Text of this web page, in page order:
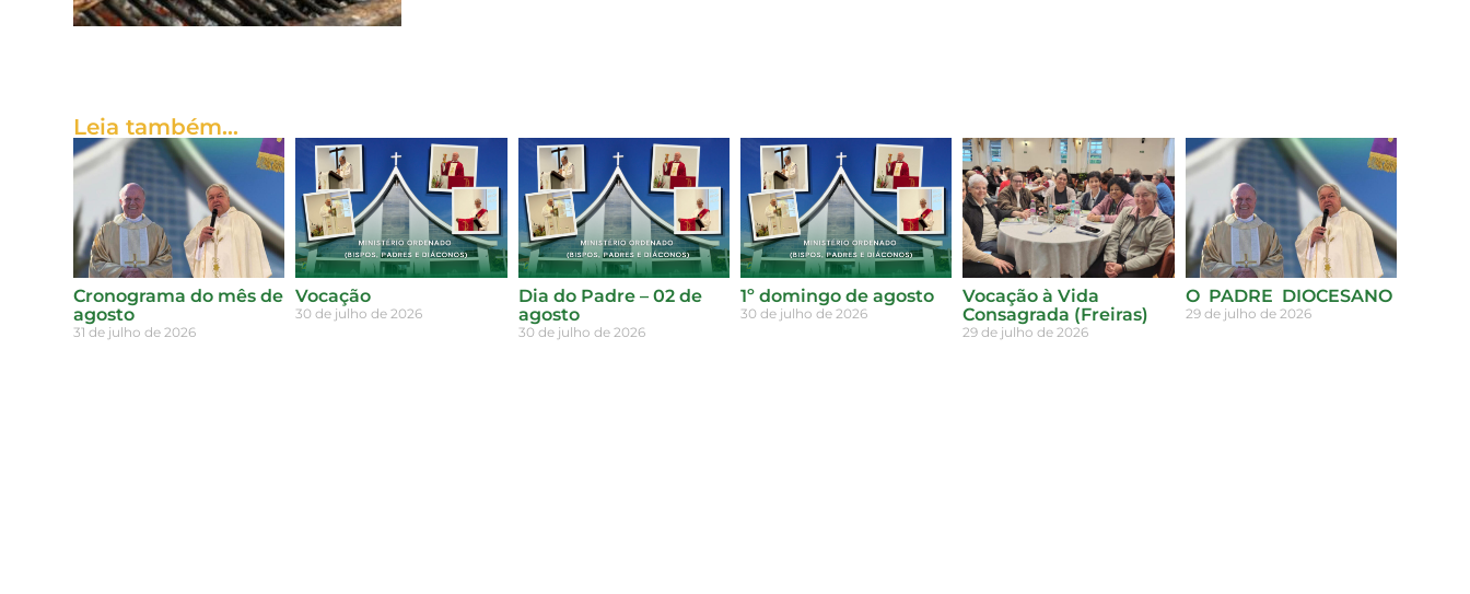
Leia também...
Cronograma do mês de
agosto
31 de julho de 2026
Vocação
30 de julho de 2026
Dia do Padre – 02 de
agosto
30 de julho de 2026
1º domingo de agosto
30 de julho de 2026
Vocação à Vida
Consagrada (Freiras)
29 de julho de 2026
O PADRE DIOCESANO
29 de julho de 2026